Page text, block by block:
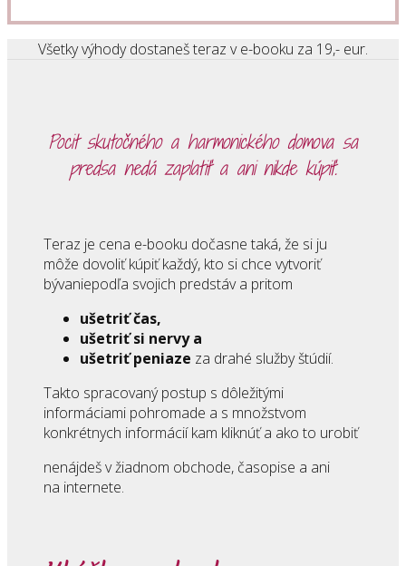
Všetky výhody dostaneš teraz v e-booku za 19,- eur.
Pocit skutočného a harmonického domova sa
predsa nedá zaplatiť a ani nikde kúpiť.
Teraz je cena e-booku dočasne taká, že si ju
môže dovoliť kúpiť každý, kto si chce vytvoriť
bývaniepodľa svojich predstáv a pritom
ušetriť čas,
ušetriť si nervy a
ušetriť peniaze za drahé služby štúdií.
Takto spracovaný postup s dôležitými
informáciami pohromade a s množstvom
konkrétnych informácií kam kliknúť a ako to urobiť
nenájdeš v žiadnom obchode, časopise a ani
na internete.